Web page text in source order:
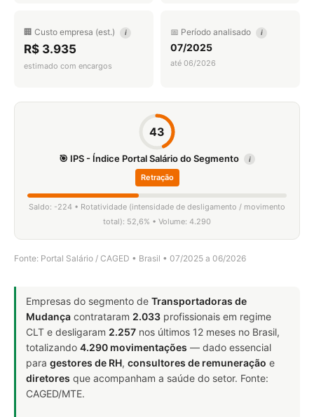
🏢 Custo empresa (est.) i
R$ 3.935
estimado com encargos
📅 Período analisado i
07/2025
até 06/2026
43
🎯 IPS - Índice Portal Salário do Segmento i
Retração
Saldo: -224 • Rotatividade (intensidade de desligamento / movimento
total): 52,6% • Volume: 4.290
Fonte: Portal Salário / CAGED • Brasil • 07/2025 a 06/2026
Empresas do segmento de Transportadoras de
Mudança contrataram 2.033 profissionais em regime
CLT e desligaram 2.257 nos últimos 12 meses no Brasil,
totalizando 4.290 movimentações — dado essencial
para gestores de RH, consultores de remuneração e
diretores que acompanham a saúde do setor. Fonte:
CAGED/MTE.